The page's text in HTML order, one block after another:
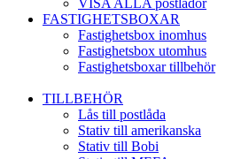
VISA ALLA postlådor
FASTIGHETSBOXAR
Fastighetsbox inomhus
Fastighetsbox utomhus
Fastighetsboxar tillbehör
TILLBEHÖR
Lås till postlåda
Stativ till amerikanska
Stativ till Bobi